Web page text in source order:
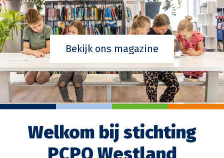
Bekijk ons magazine
Welkom bij stichting